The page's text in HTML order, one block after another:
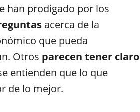
han prodigado por los
acerca de la
que pueda
Otros parecen tener claro
entienden que lo que
de lo mejor.